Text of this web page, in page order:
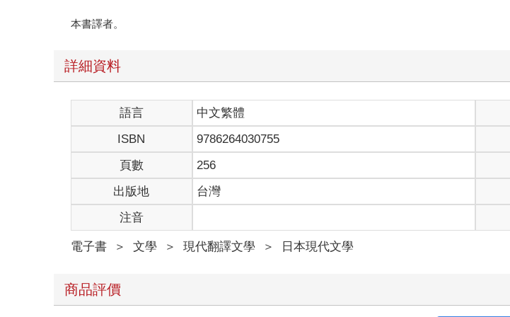
本書譯者。
詳細資料
語言 中文繁體
ISBN
9786264030755
頁數
256
出版地
台灣
注音
電子書 ＞ 文學 ＞ 現代翻譯文學 ＞ 日本現代文學
商品評價